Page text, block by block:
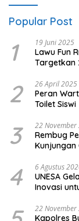
Popular Post
1 19 Juni 2025
Lawu Fun
Targetkan
2 26 April 2025
Peran
Toilet Siswi
3 22 November
Rembug
4 6 Agustus
UNESA
Inovasi
22 November
Kapolres